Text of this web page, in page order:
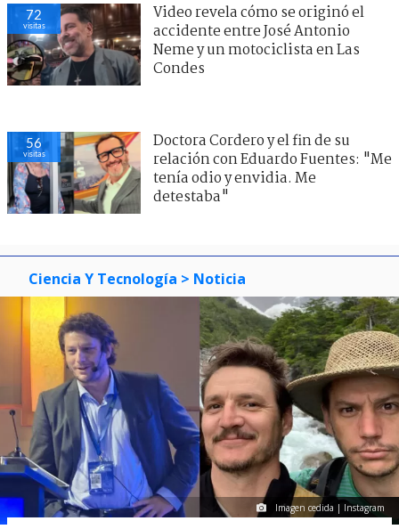
72
visitas
Video revela cómo se originó el
accidente entre José Antonio
Neme y un motociclista en Las
Condes
56
visitas
Doctora Cordero y el fin de su
relación con Eduardo Fuentes: "Me
tenía odio y envidia. Me
detestaba"
Ciencia Y Tecnología > Noticia
Imagen cedida | Instagram